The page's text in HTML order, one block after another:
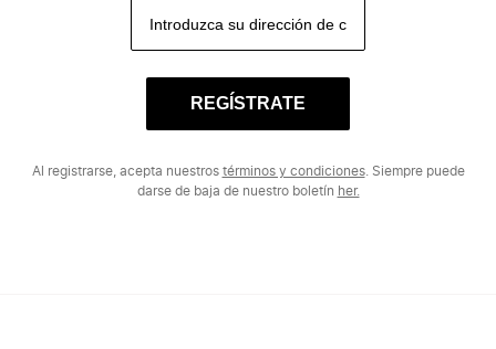
REGÍSTRATE
Al registrarse, acepta nuestros términos y condiciones. Siempre puede
darse de baja de nuestro boletín her.